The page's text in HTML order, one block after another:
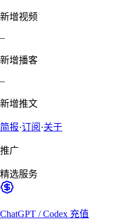
新增视频
–
新增播客
–
新增推文
简报·订阅 ·关于
推广
精选服务
ChatGPT / Codex 充值